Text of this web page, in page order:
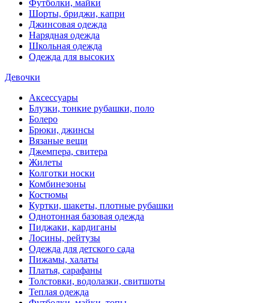
Футболки, майки
Шорты, бриджи, капри
Джинсовая одежда
Нарядная одежда
Школьная одежда
Одежда для высоких
Девочки
Аксессуары
Блузки, тонкие рубашки, поло
Болеро
Брюки, джинсы
Вязаные вещи
Джемпера, свитера
Жилеты
Колготки носки
Комбинезоны
Костюмы
Куртки, шакеты, плотные рубашки
Однотонная базовая одежда
Пиджаки, кардиганы
Лосины, рейтузы
Одежда для детского сада
Пижамы, халаты
Платья, сарафаны
Толстовки, водолазки, свитшоты
Теплая одежда